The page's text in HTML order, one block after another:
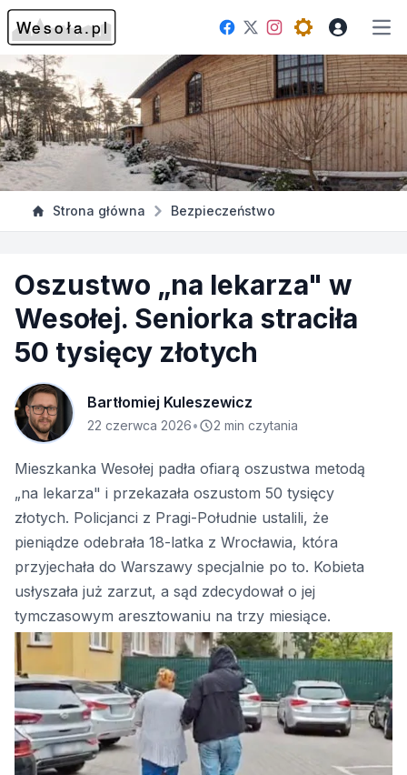
Facebook
TwitterInstagram
Open theme
Strona główna Bezpieczeństwo
Oszustwo „na lekarza" w
Wesołej. Seniorka straciła
50 tysięcy złotych
Bartłomiej Kuleszewicz
22 czerwca 2026• 2 min czytania
Mieszkanka Wesołej padła ofiarą oszustwa metodą
„na lekarza" i przekazała oszustom 50 tysięcy
złotych. Policjanci z Pragi-Południe ustalili, że
pieniądze odebrała 18-latka z Wrocławia, która
przyjechała do Warszawy specjalnie po to. Kobieta
usłyszała już zarzut, a sąd zdecydował o jej
tymczasowym aresztowaniu na trzy miesiące.